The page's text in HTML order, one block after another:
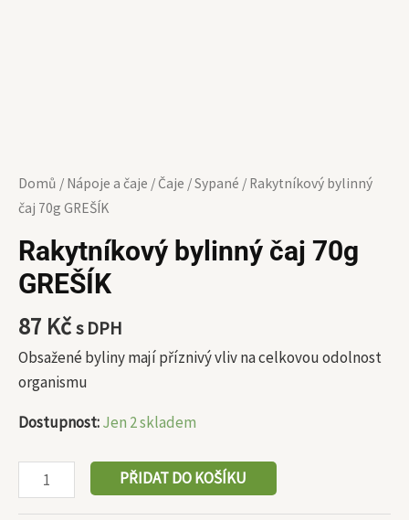
Domů / Nápoje a čaje / Čaje /Sypané / Rakytníkový bylinný
čaj 70g GREŠÍK
Rakytníkový bylinný čaj 70g
GREŠÍK
87 Kčs DPH
Obsažené byliny mají příznivý vliv na celkovou odolnost
organismu
Dostupnost:Jen 2 skladem
PŘIDAT DO KOŠÍKU